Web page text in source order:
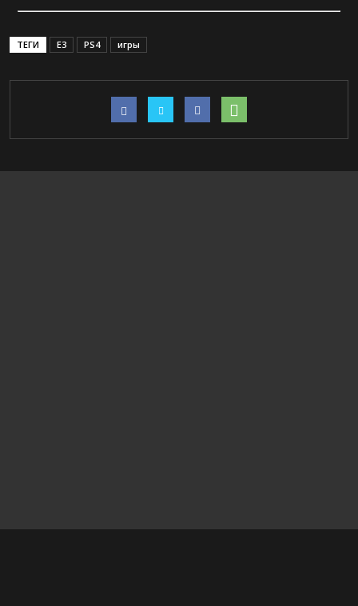
ТЕГИ E3 PS4 игры